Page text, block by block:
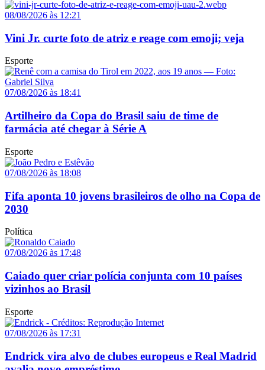
08/08/2026 às 12:21
Vini Jr. curte foto de atriz e reage com emoji; veja
Esporte
07/08/2026 às 18:41
Artilheiro da Copa do Brasil saiu de time de
farmácia até chegar à Série A
Esporte
07/08/2026 às 18:08
Fifa aponta 10 jovens brasileiros de olho na Copa de
2030
Política
07/08/2026 às 17:48
Caiado quer criar polícia conjunta com 10 países
vizinhos ao Brasil
Esporte
07/08/2026 às 17:31
Endrick vira alvo de clubes europeus e Real Madrid